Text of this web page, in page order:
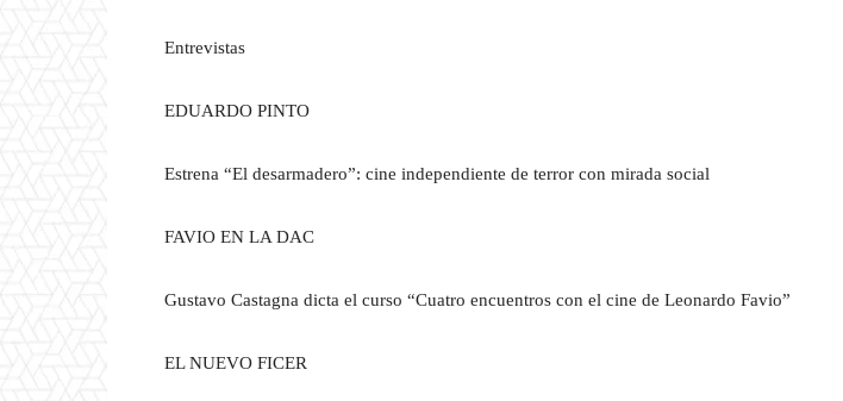
Entrevistas
EDUARDO PINTO
Estrena “El desarmadero”: cine independiente de terror con mirada social
FAVIO EN LA DAC
Gustavo Castagna dicta el curso “Cuatro encuentros con el cine de Leonardo Favio”
EL NUEVO FICER